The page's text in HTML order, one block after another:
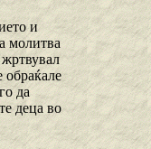
и
молитва
обраќале
да
деца во